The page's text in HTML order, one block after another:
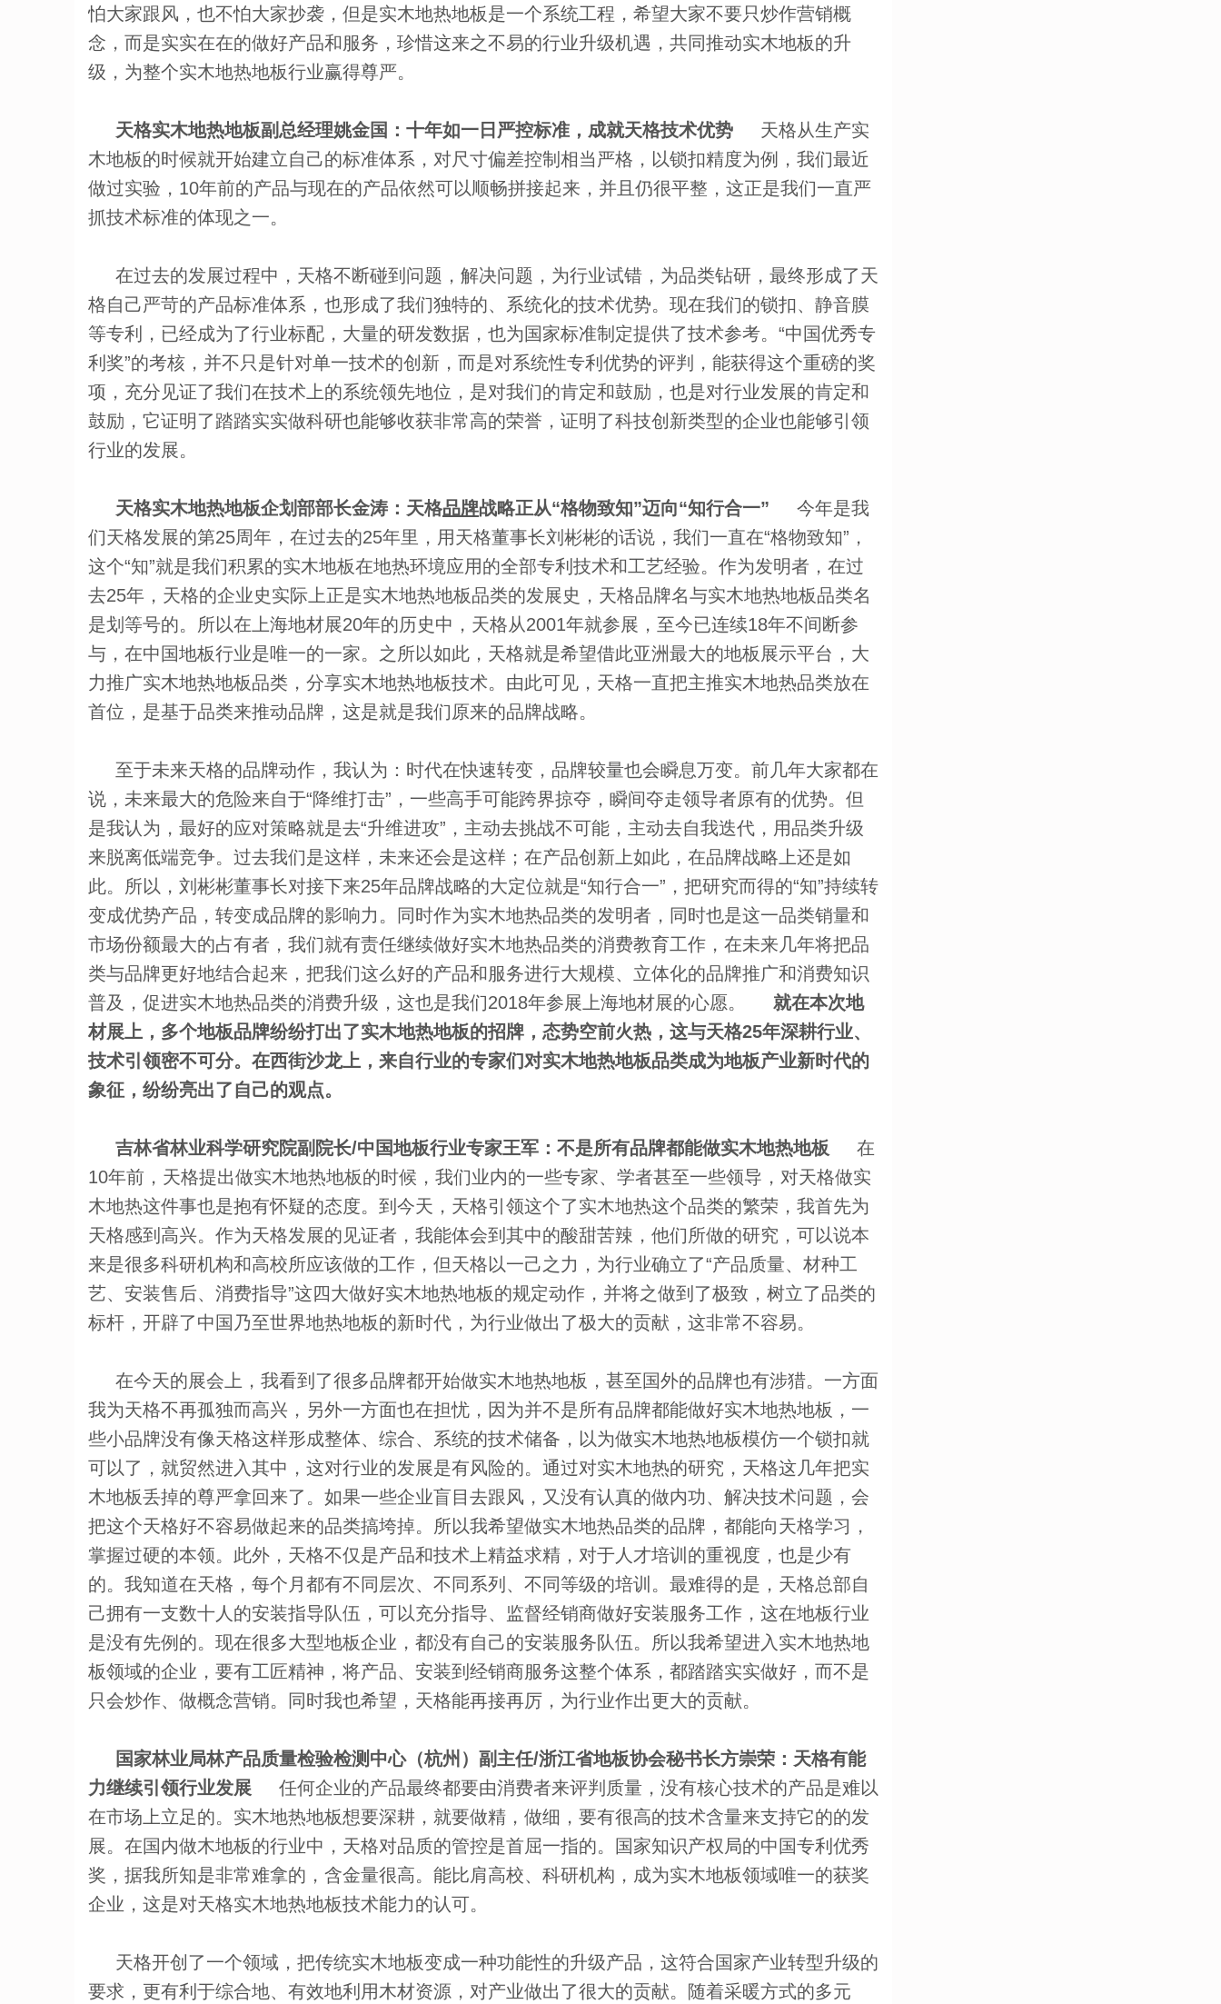
怕大家跟风，也不怕大家抄袭，但是实木地热地板是一个系统工程，希望大家不要只炒作营销概
念，而是实实在在的做好产品和服务，珍惜这来之不易的行业升级机遇，共同推动实木地板的升
级，为整个实木地热地板行业赢得尊严。
天格实木地热地板副总经理姚金国：十年如一日严控标准，成就天格技术优势 天格从生产实
木地板的时候就开始建立自己的标准体系，对尺寸偏差控制相当严格，以锁扣精度为例，我们最近
做过实验，10年前的产品与现在的产品依然可以顺畅拼接起来，并且仍很平整，这正是我们一直严
抓技术标准的体现之一。
在过去的发展过程中，天格不断碰到问题，解决问题，为行业试错，为品类钻研，最终形成了天
格自己严苛的产品标准体系，也形成了我们独特的、系统化的技术优势。现在我们的锁扣、静音膜
等专利，已经成为了行业标配，大量的研发数据，也为国家标准制定提供了技术参考。“中国优秀专
利奖”的考核，并不只是针对单一技术的创新，而是对系统性专利优势的评判，能获得这个重磅的奖
项，充分见证了我们在技术上的系统领先地位，是对我们的肯定和鼓励，也是对行业发展的肯定和
鼓励，它证明了踏踏实实做科研也能够收获非常高的荣誉，证明了科技创新类型的企业也能够引领
行业的发展。
天格实木地热地板企划部部长金涛：天格品牌战略正从“格物致知”迈向“知行合一” 今年是我
们天格发展的第25周年，在过去的25年里，用天格董事长刘彬彬的话说，我们一直在“格物致知”，
这个“知”就是我们积累的实木地板在地热环境应用的全部专利技术和工艺经验。作为发明者，在过
去25年，天格的企业史实际上正是实木地热地板品类的发展史，天格品牌名与实木地热地板品类名
是划等号的。所以在上海地材展20年的历史中，天格从2001年就参展，至今已连续18年不间断参
与，在中国地板行业是唯一的一家。之所以如此，天格就是希望借此亚洲最大的地板展示平台，大
力推广实木地热地板品类，分享实木地热地板技术。由此可见，天格一直把主推实木地热品类放在
首位，是基于品类来推动品牌，这是就是我们原来的品牌战略。
至于未来天格的品牌动作，我认为：时代在快速转变，品牌较量也会瞬息万变。前几年大家都在
说，未来最大的危险来自于“降维打击”，一些高手可能跨界掠夺，瞬间夺走领导者原有的优势。但
是我认为，最好的应对策略就是去“升维进攻”，主动去挑战不可能，主动去自我迭代，用品类升级
来脱离低端竞争。过去我们是这样，未来还会是这样；在产品创新上如此，在品牌战略上还是如
此。所以，刘彬彬董事长对接下来25年品牌战略的大定位就是“知行合一”，把研究而得的“知”持续转
变成优势产品，转变成品牌的影响力。同时作为实木地热品类的发明者，同时也是这一品类销量和
市场份额最大的占有者，我们就有责任继续做好实木地热品类的消费教育工作，在未来几年将把品
类与品牌更好地结合起来，把我们这么好的产品和服务进行大规模、立体化的品牌推广和消费知识
普及，促进实木地热品类的消费升级，这也是我们2018年参展上海地材展的心愿。
就在本次地
材展上，多个地板品牌纷纷打出了实木地热地板的招牌，态势空前火热，这与天格25年深耕行业、
技术引领密不可分。在西街沙龙上，来自行业的专家们对实木地热地板品类成为地板产业新时代的
象征，纷纷亮出了自己的观点。
吉林省林业科学研究院副院长/中国地板行业专家王军：不是所有品牌都能做实木地热地板 在
10年前，天格提出做实木地热地板的时候，我们业内的一些专家、学者甚至一些领导，对天格做实
木地热这件事也是抱有怀疑的态度。到今天，天格引领这个了实木地热这个品类的繁荣，我首先为
天格感到高兴。作为天格发展的见证者，我能体会到其中的酸甜苦辣，他们所做的研究，可以说本
来是很多科研机构和高校所应该做的工作，但天格以一己之力，为行业确立了“产品质量、材种工
艺、安装售后、消费指导”这四大做好实木地热地板的规定动作，并将之做到了极致，树立了品类的
标杆，开辟了中国乃至世界地热地板的新时代，为行业做出了极大的贡献，这非常不容易。
在今天的展会上，我看到了很多品牌都开始做实木地热地板，甚至国外的品牌也有涉猎。一方面
我为天格不再孤独而高兴，另外一方面也在担忧，因为并不是所有品牌都能做好实木地热地板，一
些小品牌没有像天格这样形成整体、综合、系统的技术储备，以为做实木地热地板模仿一个锁扣就
可以了，就贸然进入其中，这对行业的发展是有风险的。通过对实木地热的研究，天格这几年把实
木地板丢掉的尊严拿回来了。如果一些企业盲目去跟风，又没有认真的做内功、解决技术问题，会
把这个天格好不容易做起来的品类搞垮掉。所以我希望做实木地热品类的品牌，都能向天格学习，
掌握过硬的本领。此外，天格不仅是产品和技术上精益求精，对于人才培训的重视度，也是少有
的。我知道在天格，每个月都有不同层次、不同系列、不同等级的培训。最难得的是，天格总部自
己拥有一支数十人的安装指导队伍，可以充分指导、监督经销商做好安装服务工作，这在地板行业
是没有先例的。现在很多大型地板企业，都没有自己的安装服务队伍。所以我希望进入实木地热地
板领域的企业，要有工匠精神，将产品、安装到经销商服务这整个体系，都踏踏实实做好，而不是
只会炒作、做概念营销。同时我也希望，天格能再接再厉，为行业作出更大的贡献。
国家林业局林产品质量检验检测中心（杭州）副主任/浙江省地板协会秘书长方崇荣：天格有能
力继续引领行业发展 任何企业的产品最终都要由消费者来评判质量，没有核心技术的产品是难以
在市场上立足的。实木地热地板想要深耕，就要做精，做细，要有很高的技术含量来支持它的的发
展。在国内做木地板的行业中，天格对品质的管控是首屈一指的。国家知识产权局的中国专利优秀
奖，据我所知是非常难拿的，含金量很高。能比肩高校、科研机构，成为实木地板领域唯一的获奖
企业，这是对天格实木地热地板技术能力的认可。
天格开创了一个领域，把传统实木地板变成一种功能性的升级产品，这符合国家产业转型升级的
要求，更有利于综合地、有效地利用木材资源，对产业做出了很大的贡献。随着采暖方式的多元